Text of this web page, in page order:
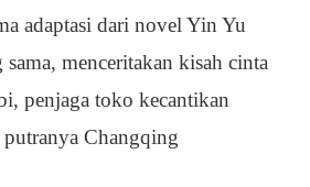
adaptasi dari novel Yin Yu
menceritakan kisah cinta
penjaga toko kecantikan
Changqing